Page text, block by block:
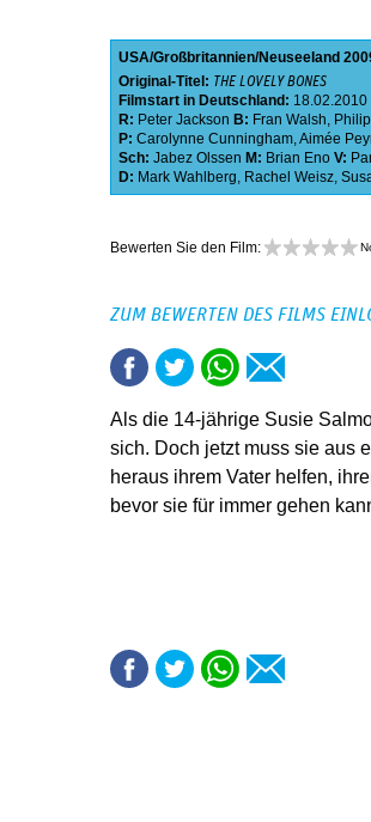
USA Großbritannien Neuseeland
Original-Titel: THE LOVELY BONES
Filmstart in Deutschland: 18.02.2010
R: Peter Jackson B: Fran Walsh,
P: Carolynne Cunningham,Aimée
Sch: Jabez Olssen M: Brian Eno V:
D: Mark Wahlberg, Rachel Weisz,
Bewerten Sie den Film:
ZUM BEWERTEN DES FILMS
Als die 14-jährige Susie
sich. Doch jetzt muss sie aus
heraus ihrem Vater helfen,
bevor sie für immer gehen